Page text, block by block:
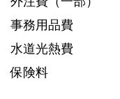
事務用品費
水道光熱費
保険料